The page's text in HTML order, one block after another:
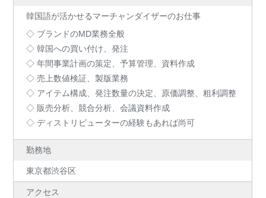
韓国語が活かせるマーチャンダイザーのお仕事
◇ ブランドのMD業務全般
◇ 韓国への買い付け、発注
◇ 年間事業計画の策定、予算管理、資料作成
◇ 売上数値検証、製版業務
◇ アイテム構成、発注数量の決定、原価調整、粗利調整
◇ 販売分析、競合分析、会議資料作成
◇ ディストリビューターの経験もあれば尚可
勤務地
東京都渋谷区
アクセス